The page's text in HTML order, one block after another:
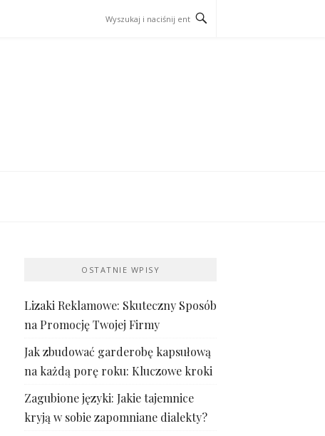
OSTATNIE WPISY
Lizaki Reklamowe: Skuteczny Sposób
na Promocję Twojej Firmy
Jak zbudować garderobę kapsułową
na każdą porę roku: Kluczowe kroki
Zagubione języki: Jakie tajemnice
kryją w sobie zapomniane dialekty?